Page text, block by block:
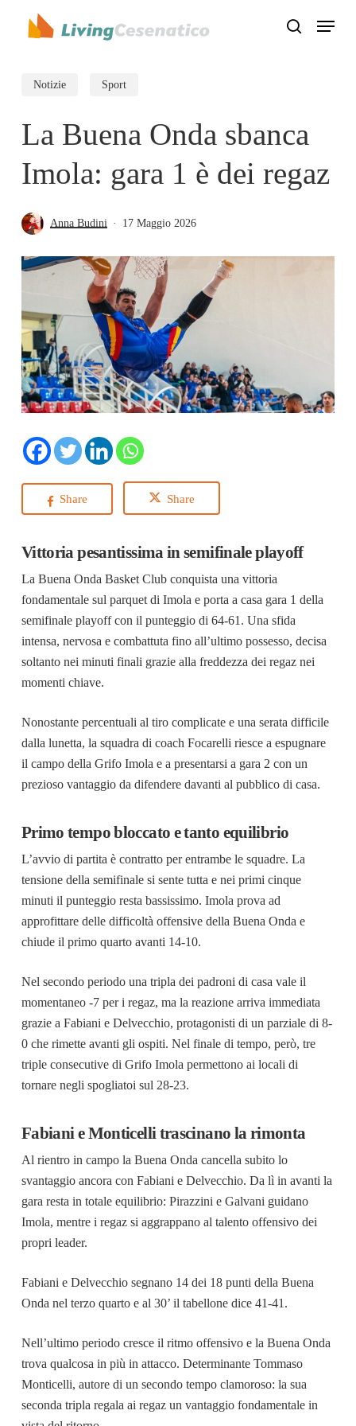
search
Menu
Notizie Sport
La Buena Onda sbanca
Imola: gara 1 è dei regaz
Anna Budini 17 Maggio 2026
Share Share
Vittoria pesantissima in semifinale playoff
La Buena Onda Basket Club conquista una vittoria
fondamentale sul parquet di Imola e porta a casa gara 1 della
semifinale playoff con il punteggio di 64-61. Una sfida
intensa, nervosa e combattuta fino all’ultimo possesso, decisa
soltanto nei minuti finali grazie alla freddezza dei regaz nei
momenti chiave.
Nonostante percentuali al tiro complicate e una serata difficile
dalla lunetta, la squadra di coach Focarelli riesce a espugnare
il campo della Grifo Imola e a presentarsi a gara 2 con un
prezioso vantaggio da difendere davanti al pubblico di casa.
Primo tempo bloccato e tanto equilibrio
L’avvio di partita è contratto per entrambe le squadre. La
tensione della semifinale si sente tutta e nei primi cinque
minuti il punteggio resta bassissimo. Imola prova ad
approfittare delle difficoltà offensive della Buena Onda e
chiude il primo quarto avanti 14-10.
Nel secondo periodo una tripla dei padroni di casa vale il
momentaneo -7 per i regaz, ma la reazione arriva immediata
grazie a Fabiani e Delvecchio, protagonisti di un parziale di 8-
0 che rimette avanti gli ospiti. Nel finale di tempo, però, tre
triple consecutive di Grifo Imola permettono ai locali di
tornare negli spogliatoi sul 28-23.
Fabiani e Monticelli trascinano la rimonta
Al rientro in campo la Buena Onda cancella subito lo
svantaggio ancora con Fabiani e Delvecchio. Da lì in avanti la
gara resta in totale equilibrio: Pirazzini e Galvani guidano
Imola, mentre i regaz si aggrappano al talento offensivo dei
propri leader.
Fabiani e Delvecchio segnano 14 dei 18 punti della Buena
Onda nel terzo quarto e al 30’ il tabellone dice 41-41.
Nell’ultimo periodo cresce il ritmo offensivo e la Buena Onda
trova qualcosa in più in attacco. Determinante Tommaso
Monticelli, autore di un secondo tempo clamoroso: la sua
seconda tripla regala ai regaz un vantaggio fondamentale in